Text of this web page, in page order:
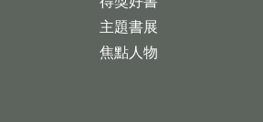
主題書展
焦點人物